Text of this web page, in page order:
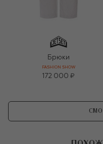
Брюки
FASHION SHOW
172 000 ₽